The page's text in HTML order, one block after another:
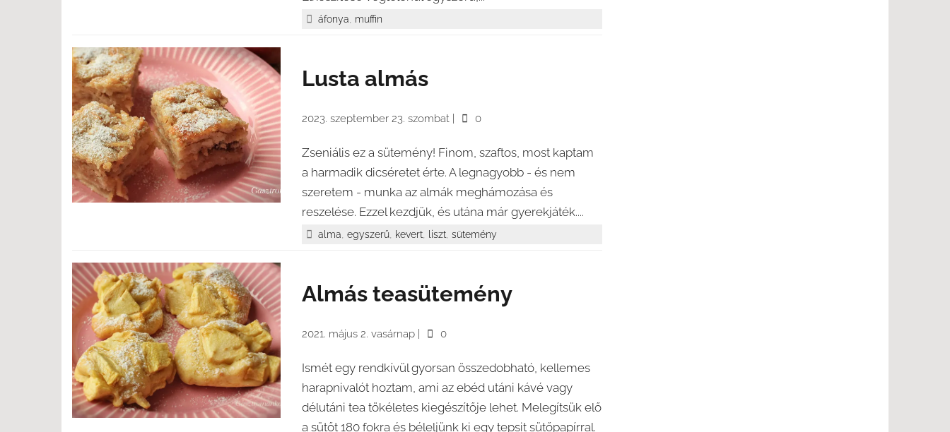
áfonya, muffin
Lusta almás
2023. szeptember 23. szombat 0
Zseniális ez a sütemény! Finom, szaftos, most kaptam
a harmadik dicséretet érte. A legnagyobb - és nem
szeretem - munka az almák meghámozása és
reszelése. Ezzel kezdjük, és utána már gyerekjáték....
alma,egyszerű, kevert, liszt,sütemény
Almás teasütemény
2021. május 2. vasárnap 0
Ismét egy rendkívül gyorsan összedobható, kellemes
harapnivalót hoztam, ami az ebéd utáni kávé vagy
délutáni tea tökéletes kiegészítője lehet. Melegítsük elő
a sütőt 180 fokra és béleljünk ki egy tepsit sütőpapírral.